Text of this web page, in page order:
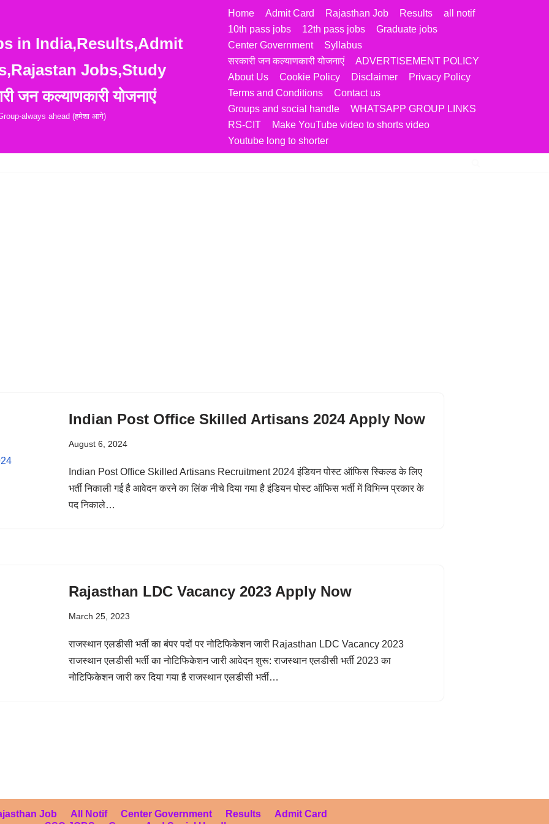
in India,Results,Admit
Jobs,Study
जन कल्याणकारी योजनाएं
always ahead (हमेशा आगे)
Home Admit Card Rajasthan Job Results
all notif
10th pass jobs
12th pass jobs
Graduate jobs
Center Government
Syllabus
सरकारी जन कल्याणकारी योजनाएं
ADVERTISEMENT POLICY
About Us
Cookie Policy Disclaimer
Privacy Policy
Terms and Conditions
Contact us
Groups and social handle
WHATSAPP GROUP LINKS
RS-CIT
Make YouTube video to shorts video
Youtube long to shorter
Indian Post Office Skilled Artisans 2024 Apply Now
August 6, 2024
Indian Post Office Skilled Artisans Recruitment 2024 इंडियन पोस्ट ऑफिस स्किल्ड के लिए
भर्ती निकाली गई है आवेदन करने का लिंक नीचे दिया गया है इंडियन पोस्ट ऑफिस भर्ती में विभिन्न प्रकार के
पद निकाले…
Rajasthan LDC Vacancy 2023 Apply Now
March 25, 2023
राजस्थान एलडीसी भर्ती का बंपर पदों पर नोटिफिकेशन जारी Rajasthan LDC Vacancy 2023
राजस्थान एलडीसी भर्ती का नोटिफिकेशन जारी आवेदन शुरू: राजस्थान एलडीसी भर्ती 2023 का
नोटिफिकेशन जारी कर दिया गया है राजस्थान एलडीसी भर्ती…
Job All Notif Center Government Results
Admit Card